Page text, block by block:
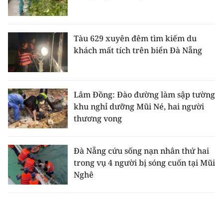
VỀ BÁO NHÂN DÂN
THỜI NAY
NHÂN DÂN CUỐI TUẦN
NHÂN DÂN HẰNG THÁNG
MUA BÁO
ENGLISH
Tàu 629 xuyên đêm tìm kiếm du
khách mất tích trên biển Đà Nẵng
Lâm Đồng: Đào đường làm sập tường
khu nghỉ dưỡng Mũi Né, hai người
thương vong
Đà Nẵng cứu sống nạn nhân thứ hai
trong vụ 4 người bị sóng cuốn tại Mũi
Nghê